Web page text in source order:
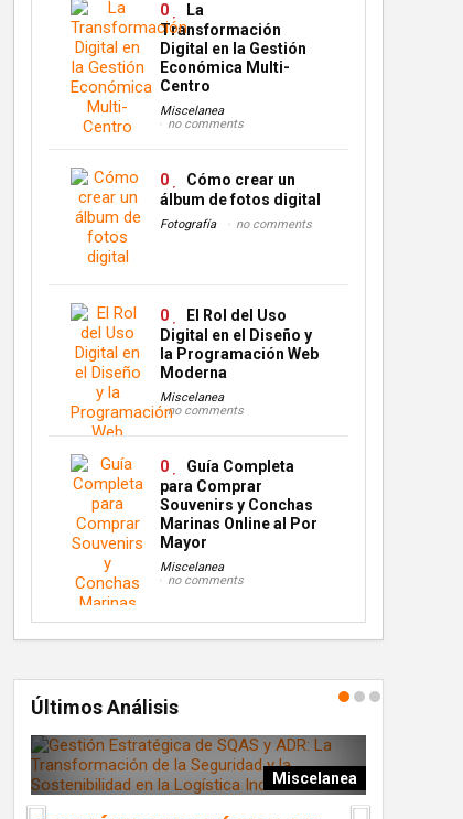
0
La
Transformación
Digital en la Gestión
Económica Multi-
Centro
Miscelanea
no comments
0
Cómo crear un
álbum de fotos digital
Fotografía no comments
0
El Rol del Uso
Digital en el Diseño y
la Programación Web
Moderna
Miscelanea
no comments
0
Guía Completa
para Comprar
Souvenirs y Conchas
Marinas Online al Por
Mayor
Miscelanea
no comments
Últimos Análisis
Miscelanea
LA